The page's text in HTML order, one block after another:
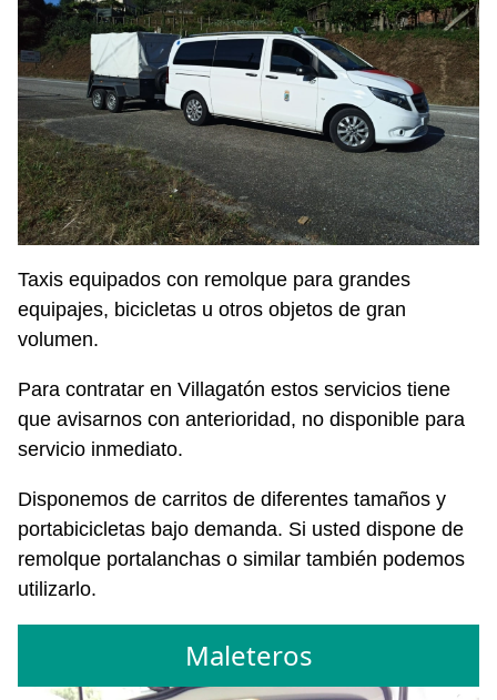
Taxis equipados con remolque para grandes
equipajes, bicicletas u otros objetos de gran
volumen.
Para contratar en Villagatón estos servicios tiene
que avisarnos con anterioridad, no disponible para
servicio inmediato.
Disponemos de carritos de diferentes tamaños y
portabicicletas bajo demanda. Si usted dispone de
remolque portalanchas o similar también podemos
utilizarlo.
Maleteros